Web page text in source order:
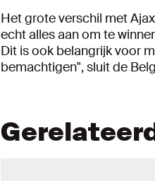
Het grote verschil met
echt alles aan om te
Dit is ook belangrijk voor
bemachtigen", sluit de